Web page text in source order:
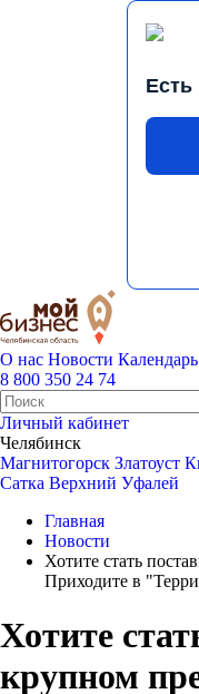
Есть
О нас Новости
8 800 350 24 74
Личный кабинет
Челябинск
Магнитогорск Златоуст
Сатка Верхний Уфалей
Главная
Новости
Хотите стать
Приходите в
Хотите
крупном